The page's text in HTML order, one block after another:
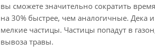
вы сможете значительно сократить
на 30% быстрее, чем аналогичные. Дека
мелкие частицы. Частицы попадут в
вывоза травы.